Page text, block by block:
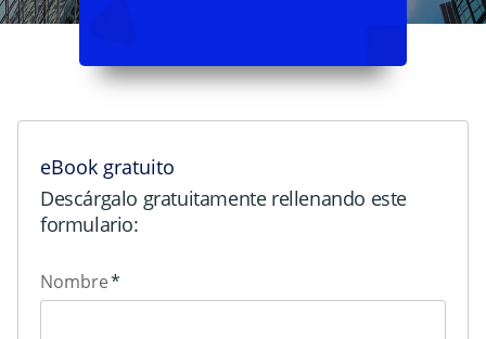
eBook gratuito
Descárgalo gratuitamente rellenando este
formulario:
Nombre*